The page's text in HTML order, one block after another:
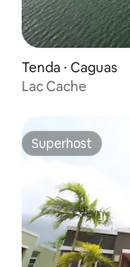
Tenda ⋅ Caguas
Lac Cache
Superhost
Superhost